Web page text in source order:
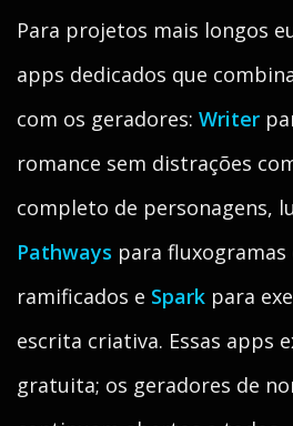
Para projetos mais longos
apps dedicados que
com os geradores: Writer
romance sem distrações
completo de personagens,
Pathways para
ramificados e Spark para
escrita criativa. Essas apps
gratuita; os geradores de